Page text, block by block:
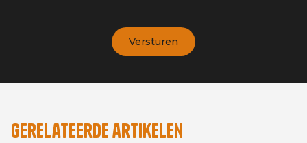
Gerelateerde artikelen